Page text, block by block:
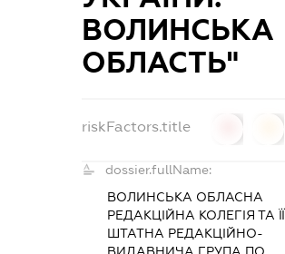
ВОЛИНСЬКА
ОБЛАСТЬ"
riskFactors.title
dossier.fullName:
ВОЛИНСЬКА ОБЛАСНА
РЕДАКЦІЙНА КОЛЕГІЯ ТА ЇЇ
ШТАТНА РЕДАКЦІЙНО-